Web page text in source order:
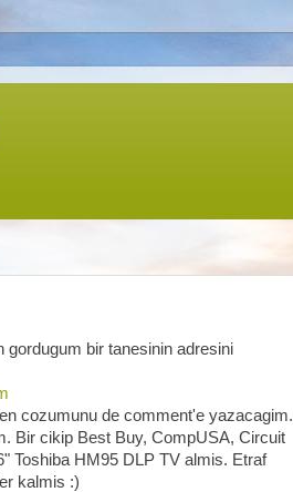
gordugum bir tanesinin adresini
cozumunu de comment'e yazacagim.
Bir cikip Best Buy, CompUSA, Circuit
Toshiba HM95 DLP TV almis. Etraf
kalmis :)